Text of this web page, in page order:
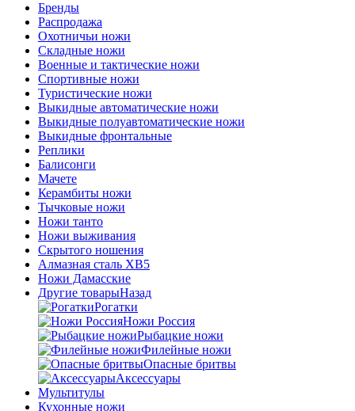
Бренды
Распродажа
Охотничьи ножи
Складные ножи
Военные и тактические ножи
Спортивные ножи
Туристические ножи
Выкидные автоматические ножи
Выкидные полуавтоматические ножи
Выкидные фронтальные
Реплики
Балисонги
Мачете
Керамбиты ножи
Тычковые ножи
Ножи танто
Ножи выживания
Скрытого ношения
Алмазная сталь ХВ5
Ножи Дамасские
Другие товарыНазад
Рогатки
Ножи Россия
Рыбацкие ножи
Филейные ножи
Опасные бритвы
Аксессуары
Мультитулы
Кухонные ножи